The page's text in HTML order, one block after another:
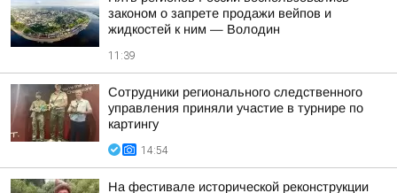
законом о запрете продажи вейпов и
жидкостей к ним — Володин
11:39
Сотрудники регионального следственного
управления приняли участие в турнире по
картингу
14:54
На фестивале исторической реконструкции